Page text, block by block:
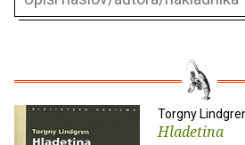
Torgny
Hladetina